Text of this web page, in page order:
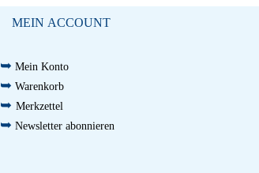
MEIN ACCOUNT
➥ Mein Konto
➥ Warenkorb
➥ Merkzettel
➥ Newsletter abonnieren